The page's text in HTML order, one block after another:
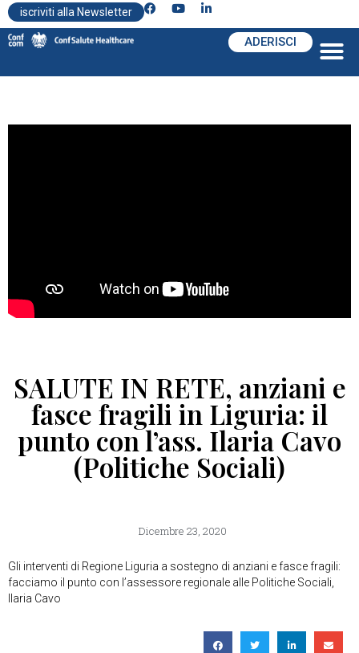
iscriviti alla Newsletter
ADERISCI
SALUTE IN RETE, anziani e
fasce fragili in Liguria: il
punto con l’ass. Ilaria Cavo
(Politiche Sociali)
Dicembre 23, 2020
Gli interventi di Regione Liguria a sostegno di anziani e fasce fragili:
facciamo il punto con l’assessore regionale alle Politiche Sociali,
Ilaria Cavo